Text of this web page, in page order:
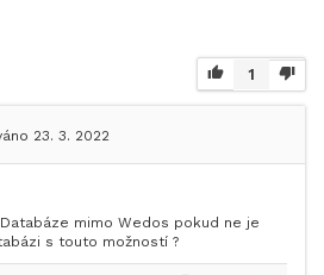
1
23. 3. 2022
mimo Wedos pokud ne je
s touto možností ?